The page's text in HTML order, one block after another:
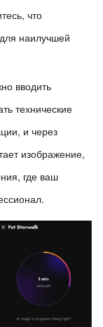
что
наилучшей
вводить
технические
и через
изображение,
где ваш